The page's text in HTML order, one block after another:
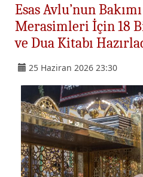
Esas Avlu’nun
Merasimleri İçin 18
ve Dua Kitabı
25 Haziran 2026 23:30